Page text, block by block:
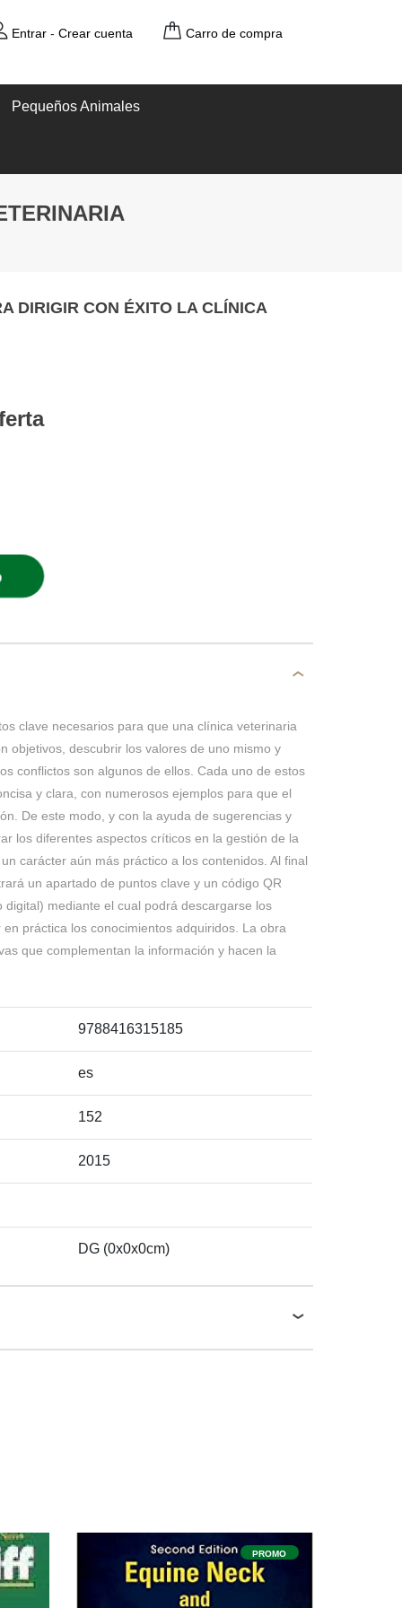
Entrar- Crear cuenta Carro de compra
Pequeños Animales
DIRIGIR CON ÉXITO LA CLÍNICA
clave necesarios para que una clínica veterinaria
objetivos, descubrir los valores de uno mismo y
conflictos son algunos de ellos. Cada uno de estos
y clara, con numerosos ejemplos para que el
De este modo, y con la ayuda de sugerencias y
los diferentes aspectos críticos en la gestión de la
carácter aún más práctico a los contenidos. Al final
un apartado de puntos clave y un código QR
digital) mediante el cual podrá descargarse los
práctica los conocimientos adquiridos. La obra
que complementan la información y hacen la
9788416315185
es
152
2015
DG (0x0x0cm)